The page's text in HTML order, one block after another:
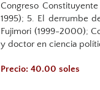
Congreso
1995); 5. El derrumbe
Fujimori (1999-2000);
y doctor en ciencia
Precio: 40.00 soles